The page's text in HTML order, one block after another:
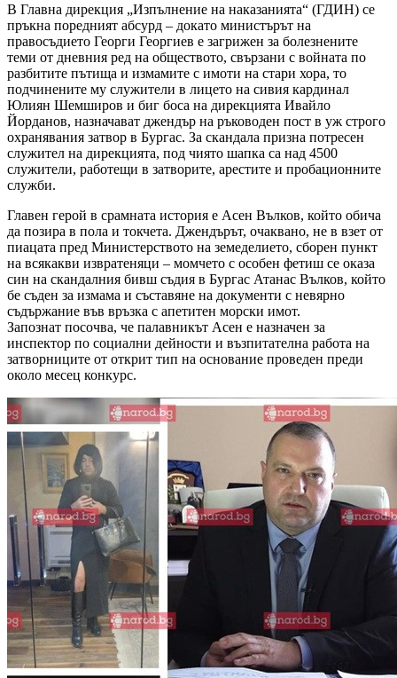
В Главна дирекция „Изпълнение на наказанията“ (ГДИН) се
пръкна поредният абсурд – докато министърът на
правосъдието Георги Георгиев е загрижен за болезнените
теми от дневния ред на обществото, свързани с войната по
разбитите пътища и измамите с имоти на стари хора, то
подчинените му служители в лицето на сивия кардинал
Юлиян Шемширов и биг боса на дирекцията Ивайло
Йорданов, назначават джендър на ръководен пост в уж строго
охранявания затвор в Бургас. За скандала призна потресен
служител на дирекцията, под чиято шапка са над 4500
служители, работещи в затворите, арестите и пробационните
служби.
Главен герой в срамната история е Асен Вълков, който обича
да позира в пола и токчета. Джендърът, очаквано, не в взет от
пиацата пред Министерството на земеделието, сборен пункт
на всякакви извратеняци – момчето с особен фетиш се оказа
син на скандалния бивш съдия в Бургас Атанас Вълков, който
бе съден за измама и съставяне на документи с невярно
съдържание във връзка с апетитен морски имот.
Запознат посочва, че палавникът Асен е назначен за
инспектор по социални дейности и възпитателна работа на
затворниците от открит тип на основание проведен преди
около месец конкурс.